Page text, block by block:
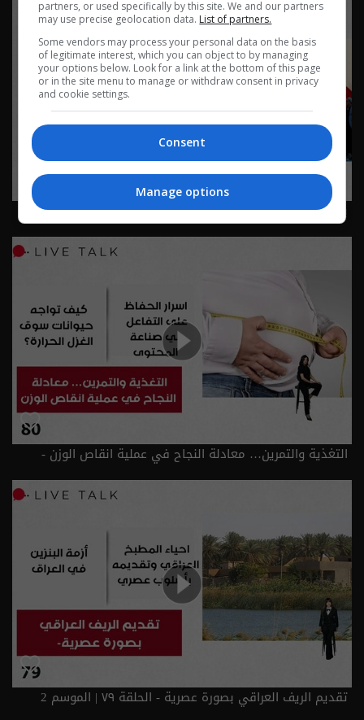
بغداد والأربعين… رحلة الإيمان والخدمة - Live Talk م٢ - الحلقة
٨١ | الموسم 2
التغذية والتمرين… معادلة النجاح في عملية انقاص الوزن -
الحلقة ٨٠ | الموسم 2
تقديم الريف العراقي بصورة عصرية - الحلقة ٧٩ | الموسم 2
partners, or used specifically by this site. We and our partners
may use precise geolocation data. List of partners.
Some vendors may process your personal data on the basis
of legitimate interest, which you can object to by managing
your options below. Look for a link at the bottom of this page
or in the site menu to manage or withdraw consent in privacy
and cookie settings.
Consent
Manage options